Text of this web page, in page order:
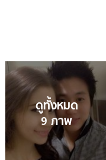
ดูทั้งหมด
9 ภาพ